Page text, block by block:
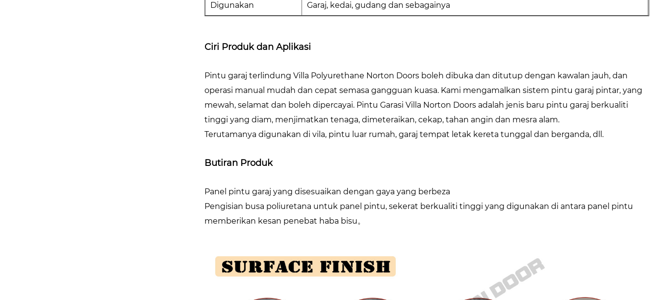
Digunakan Garaj, kedai, gudang dan sebagainya
Ciri Produk dan Aplikasi
Pintu garaj terlindung Villa Polyurethane Norton Doors boleh dibuka dan ditutup dengan kawalan jauh, dan
operasi manual mudah dan cepat semasa gangguan kuasa. Kami mengamalkan sistem pintu garaj pintar, yang
mewah, selamat dan boleh dipercayai. Pintu Garasi Villa Norton Doors adalah jenis baru pintu garaj berkualiti
tinggi yang diam, menjimatkan tenaga, dimeteraikan, cekap, tahan angin dan mesra alam.
Terutamanya digunakan di vila, pintu luar rumah, garaj tempat letak kereta tunggal dan berganda, dll.
Butiran Produk
Panel pintu garaj yang disesuaikan dengan gaya yang berbeza
Pengisian busa poliuretana untuk panel pintu, sekerat berkualiti tinggi yang digunakan di antara panel pintu
memberikan kesan penebat haba bisu。